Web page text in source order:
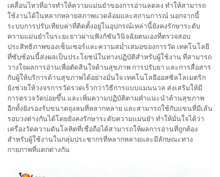
เคลื่อนไหวที่อาจทำให้ความแม่นยำของการอ่านลดลง ทำให้สามารถ
ใช้งานได้ในหลากหลายสภาพแวดล้อมและสถานการณ์ นอกจากนี้
ระบบการปรับเทียบค่าที่ติดตั้งอยู่ในอุปกรณ์เหล่านี้ยังคงรักษาระดับ
ความแม่นยำในระยะยาวผ่านฟังก์ชันวินิจฉัยตนเองที่ตรวจสอบ
ประสิทธิภาพของเซ็นเซอร์และความสม่ำเสมอของการวัด เทคโนโลยี
ที่ซับซ้อนนี้ส่งผลเป็นประโยชน์ในทางปฏิบัติสำหรับผู้ใช้งาน ที่สามารถ
วางใจผลการอ่านเพื่อตัดสินใจด้านสุขภาพ การปรับยา และการสื่อสาร
กับผู้ให้บริการด้านสุขภาพได้อย่างมั่นใจ เทคโนโลยีออสซิลโลเมตริก
ยังช่วยให้วงจรการวัดรวดเร็วกว่าวิธีการแบบแมนนวล ส่งเสริมให้มี
การตรวจวัดบ่อยขึ้น และเพิ่มความปฏิบัติตามคำแนะนำด้านสุขภาพ
อีกทั้งยังรองรับขนาดถุงลมที่หลากหลาย และสามารถใช้กับแขนที่มีเส้น
รอบวงต่างกันได้โดยยังคงรักษาระดับความแม่นยำ ทำให้มั่นใจได้ว่า
เครื่องวัดความดันโลหิตที่เชื่อถือได้สามารถให้ผลการอ่านที่ถูกต้อง
สำหรับผู้ใช้งานในกลุ่มประชากรที่หลากหลายและมีลักษณะทาง
กายภาพที่แตกต่างกัน